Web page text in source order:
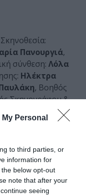
Personal
to third parties, or
information for
below opt-out
note that after your
seeing
Πανουργιά,
σύνθεση: Λόλα
Ηλέκτρα
, Βοηθός
Σκηνογράφου &
, Οργάνωση
σκηνοθέτη
Ρίζου, Βοηθός
πρακτικής